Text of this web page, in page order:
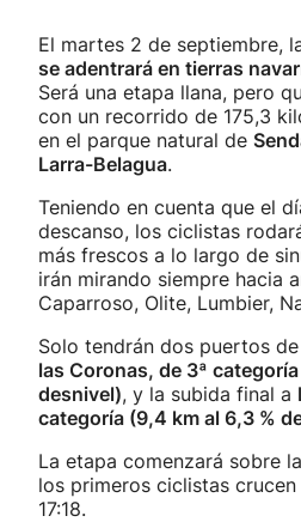
El martes 2 de septiembre,
se adentrará en tierras
Será una etapa llana, pero
con un recorrido de 175,3
en el parque natural de
Larra-Belagua.
Teniendo en cuenta que el
descanso, los ciclistas
más frescos a lo largo de
irán mirando siempre hacia
Caparroso, Olite, Lumbier,
Solo tendrán dos puertos
las Coronas, de 3ª
desnivel), y la subida final a
categoría (9,4 km al 6,3 %
La etapa comenzará sobre
los primeros ciclistas
17:18.